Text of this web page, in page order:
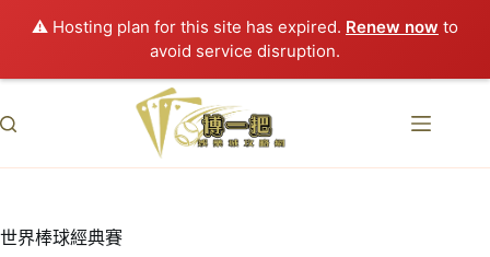
⚠️ Hosting plan for this site has expired. Renew now to
avoid service disruption.
至
要
世界棒球經典賽